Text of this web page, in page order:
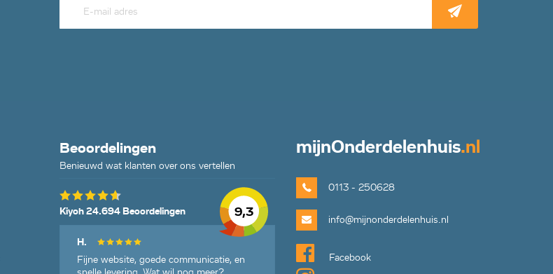
Beoordelingen
Benieuwd wat klanten over ons vertellen
9,3
Kiyoh 24.694 Beoordelingen
H.
Fijne website, goede communicatie, en
mijnOnderdelenhuis.nl
0113 - 250628
info@mijnonderdelenhuis.nl
Facebook